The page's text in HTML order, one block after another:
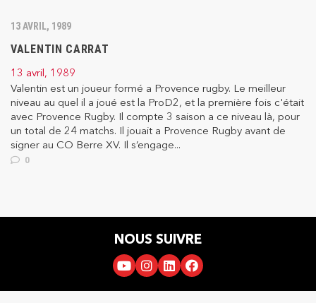
13 AVRIL, 1989
VALENTIN CARRAT
13 avril, 1989
Valentin est un joueur formé a Provence rugby. Le meilleur
niveau au quel il a joué est la ProD2, et la première fois c'était
avec Provence Rugby. Il compte 3 saison a ce niveau là, pour
un total de 24 matchs. Il jouait a Provence Rugby avant de
signer au CO Berre XV. Il s’engage...
0
NOUS SUIVRE